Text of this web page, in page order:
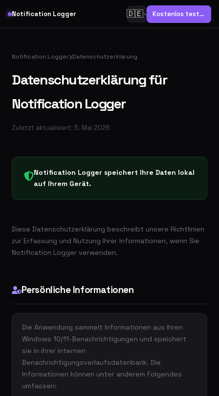
Notification Logger 🇩🇪 Kostenlos testen
Notification Logger Datenschutzerklärung
Datenschutzerklärung für
Notification Logger
Zuletzt aktualisiert: 5. Mai 2026
Notification Logger speichert Ihre Daten lokal
auf Ihrem Gerät.
Diese Datenschutzerklärung beschreibt unsere Richtlinien
zur Erfassung und Nutzung Ihrer Informationen, wenn Sie
Notification Logger verwenden.
Persönliche Informationen
Die Anwendung sammelt Informationen aus Ihren
Windows 10/11-Benachrichtigungen und speichert
sie in ihrer internen
Benachrichtigungsverlaufsdatenbank. Die
Informationen können unter anderem Folgendes
umfassen: